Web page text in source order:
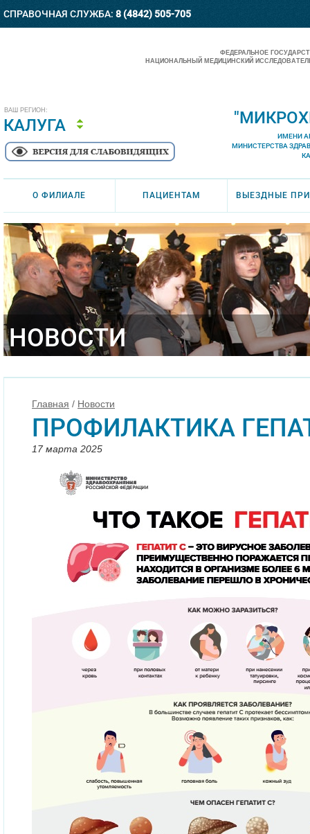
СПРАВОЧНАЯ СЛУЖБА: 8 (4842) 505-705
ВАШ РЕГИОН:
КАЛУГА
ФЕДЕРАЛЬНОЕ
НАЦИОНАЛЬНЫЙ МЕДИЦИНСКИЙ
ИМЕНИ
МИНИСТЕРСТВА
О ФИЛИАЛЕ ПАЦИЕНТАМ ВЫЕЗДНЫЕ
НОВОСТИ
Главная / Новости
ПРОФИЛАКТИКА
17 марта 2025